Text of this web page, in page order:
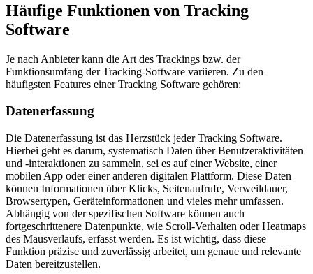
Häufige Funktionen von Tracking
Software
Je nach Anbieter kann die Art des Trackings bzw. der
Funktionsumfang der Tracking-Software variieren. Zu den
häufigsten Features einer Tracking Software gehören:
Datenerfassung
Die Datenerfassung ist das Herzstück jeder Tracking Software.
Hierbei geht es darum, systematisch Daten über Benutzeraktivitäten
und -interaktionen zu sammeln, sei es auf einer Website, einer
mobilen App oder einer anderen digitalen Plattform. Diese Daten
können Informationen über Klicks, Seitenaufrufe, Verweildauer,
Browsertypen, Geräteinformationen und vieles mehr umfassen.
Abhängig von der spezifischen Software können auch
fortgeschrittenere Datenpunkte, wie Scroll-Verhalten oder Heatmaps
des Mausverlaufs, erfasst werden. Es ist wichtig, dass diese
Funktion präzise und zuverlässig arbeitet, um genaue und relevante
Daten bereitzustellen.